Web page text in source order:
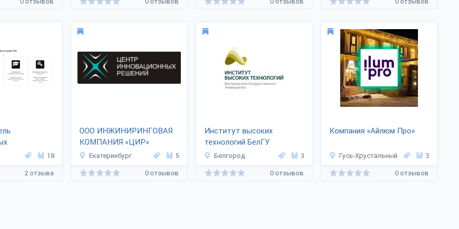
18
2 отзыва
ООО ИНЖИНИРИНГОВАЯ
КОМПАНИЯ «ЦИР»
Екатеринбург 5
0 отзывов
Институт высоких
технологий БелГУ
Белгород 3
0 отзывов
Компания «Айлюм Про»
Гусь-Хрустальный 3
0 отзывов